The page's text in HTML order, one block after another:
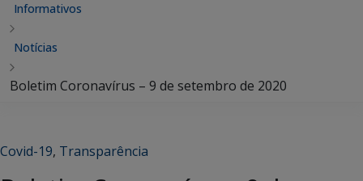
Informativos
Notícias
Boletim Coronavírus – 9 de setembro de 2020
Covid-19, Transparência